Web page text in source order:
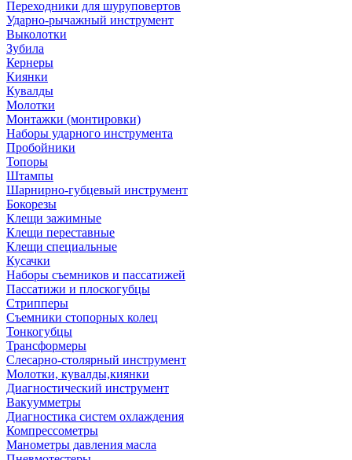
Переходники для шуруповертов
Ударно-рычажный инструмент
Выколотки
Зубила
Кернеры
Киянки
Кувалды
Молотки
Монтажки (монтировки)
Наборы ударного инструмента
Пробойники
Топоры
Штампы
Шарнирно-губцевый инструмент
Бокорезы
Клещи зажимные
Клещи переставные
Клещи специальные
Кусачки
Наборы съемников и пассатижей
Пассатижи и плоскогубцы
Стрипперы
Съемники стопорных колец
Тонкогубцы
Трансформеры
Слесарно-столярный инструмент
Молотки, кувалды,киянки
Диагностический инструмент
Вакуумметры
Диагностика систем охлаждения
Компрессометры
Манометры давления масла